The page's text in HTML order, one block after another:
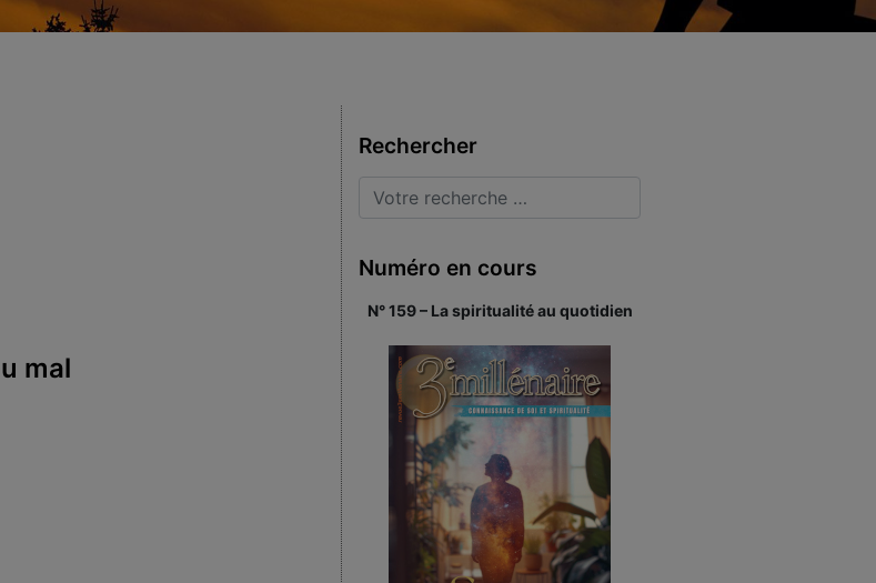
mal
Rechercher
Numéro en cours
N° 159 – La spiritualité au quotidien